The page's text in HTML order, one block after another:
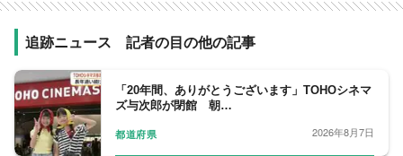
追跡ニュース 記者の目の他の記事
「20年間、ありがとうございます」TOHOシネマ
ズ与次郎が閉館 朝…
都道府県 2026年8月7日